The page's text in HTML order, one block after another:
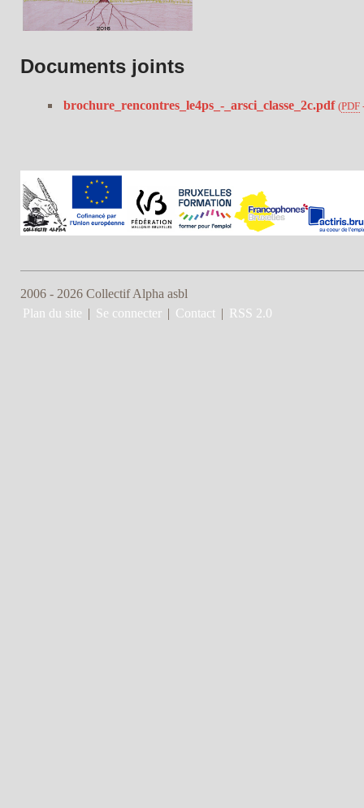
Documents joints
brochure_rencontres_le4ps_-_arsci_classe_2c.pdf (PDF
2006 - 2026 Collectif Alpha asbl
Plan du site | Se connecter | Contact | RSS 2.0